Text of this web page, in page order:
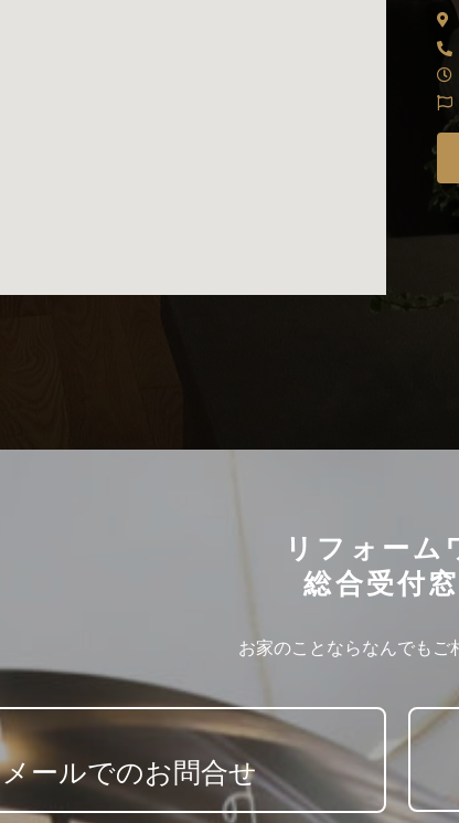
リフォーム
総合受付窓
お家のことならなんでもご
メールでのお問合せ